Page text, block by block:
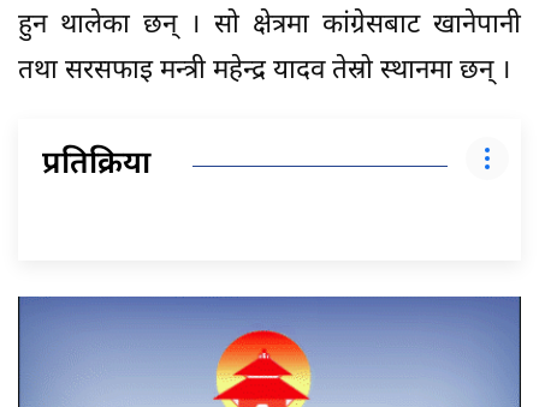
हुन थालेका छन् । सो क्षेत्रमा कांग्रेसबाट खानेपानी
तथा सरसफाइ मन्त्री महेन्द्र यादव तेस्रो स्थानमा छन् ।
प्रतिक्रिया